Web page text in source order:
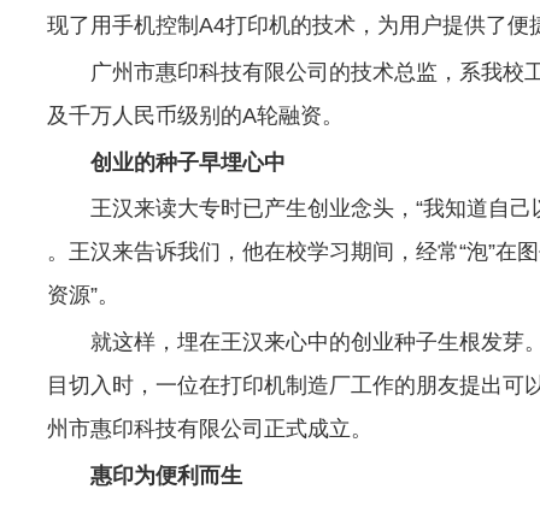
现了用手机控制A4打印机的技术，为用户提供了
广州市惠印科技有限公司的技术总监，系我
及千万人民币级别的A轮融资。
创业的种子早埋心中
王汉来读大专时已产生创业念头，“我知道自
。王汉来告诉我们，他在校学习期间，经常“泡”在
资源”。
就这样，埋在王汉来心中的创业种子生根发芽
目切入时，一位在打印机制造厂工作的朋友提出可
州市惠印科技有限公司正式成立。
惠印为便利而生